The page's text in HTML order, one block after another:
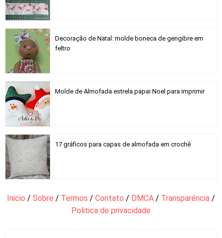
Decoração de Natal: molde boneca de gengibre em
feltro
Molde de Almofada estrela papai Noel para imprimir
17 gráficos para capas de almofada em crochê
Inicio / Sobre / Termos / Contato / DMCA / Transparência /
Politica de privacidade